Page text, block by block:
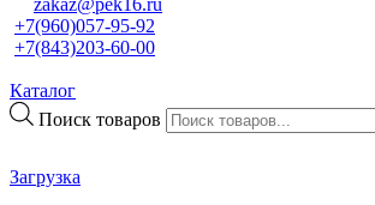
zakaz@pek16.ru
+7(960)057-95-92
+7(843)203-60-00
Каталог
Поиск товаров
Загрузка